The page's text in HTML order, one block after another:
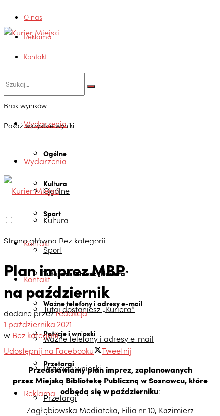
O nas
Reklama
Kontakt
Brak wyników
Pokaż wszystkie wyniki
Wydarzenia
Ogólne
Kultura
Sport
Kontakt
Tutaj dostaniesz „Kuriera”
Ważne telefony i adresy e-mail
Petycje i wnioski
Przetargi
Reklama
Wydarzenia
Ogólne
Kultura
Sport
Kontakt
Tutaj dostaniesz „Kuriera”
Ważne telefony i adresy e-mail
Petycje i wnioski
Przetargi
Strona główna Bez kategorii
Plan imprez MBP
na październik
dodane przezredakcja
1 października 2021
w Bez kategorii
Udostępnij na Facebooku
Tweetnij
Przedstawiamy plan imprez, zaplanowanych
przez Miejską Bibliotekę Publiczną w Sosnowcu, które
odbędą się w październiku:
Zagłębiowska Mediateka, Filia nr 10, Kazimierz